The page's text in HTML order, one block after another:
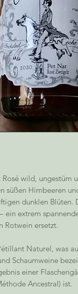
wild, ungestüm
süßen Himbeeren
dunklen Blüten.
ein extrem
Rotwein ersetzt.
Naturel, was
Schaumweine
einer
Ancestral) ist.